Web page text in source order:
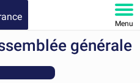
Menu
générale